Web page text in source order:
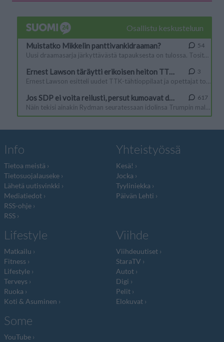
Info
Tietoa meistä
Tietosuojalauseke
Lähetä uutisvinkki
Mediatiedot
RSS-ohje
RSS
Yhteistyössä
Kesä!
Jocka
Tyyliniekka
Päivän Lehti
Lifestyle
Matkailu
Fitness
Lifestyle
Terveys
Ruoka
Koti & Asuminen
Viihde
Viihdeuutiset
StaraTV
Autot
Digi
Pelit
Elokuvat
Some
YouTube